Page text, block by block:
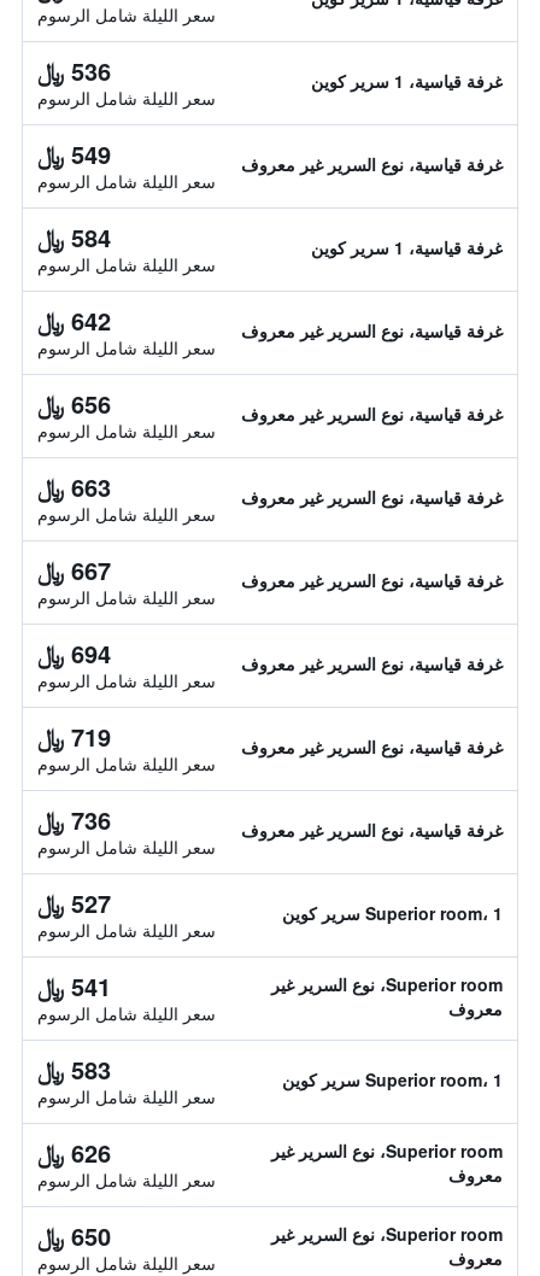
سعر الليلة شامل الرسوم
غرفة قياسية، 1 سرير كوين 536 ﷼
سعر الليلة شامل الرسوم
غرفة قياسية، نوع السرير غير معروف 549 ﷼
سعر الليلة شامل الرسوم
غرفة قياسية، 1 سرير كوين 584 ﷼
سعر الليلة شامل الرسوم
غرفة قياسية، نوع السرير غير معروف 642 ﷼
سعر الليلة شامل الرسوم
غرفة قياسية، نوع السرير غير معروف 656 ﷼
سعر الليلة شامل الرسوم
غرفة قياسية، نوع السرير غير معروف 663 ﷼
سعر الليلة شامل الرسوم
غرفة قياسية، نوع السرير غير معروف 667 ﷼
سعر الليلة شامل الرسوم
غرفة قياسية، نوع السرير غير معروف 694 ﷼
سعر الليلة شامل الرسوم
غرفة قياسية، نوع السرير غير معروف 719 ﷼
سعر الليلة شامل الرسوم
غرفة قياسية، نوع السرير غير معروف 736 ﷼
سعر الليلة شامل الرسوم
Superior room، 1 سرير كوين 527 ﷼
سعر الليلة شامل الرسوم
Superior room، نوع السرير غير
معروف
541 ﷼
سعر الليلة شامل الرسوم
Superior room، 1 سرير كوين 583 ﷼
سعر الليلة شامل الرسوم
Superior room، نوع السرير غير
معروف
626 ﷼
سعر الليلة شامل الرسوم
Superior room، نوع السرير غير
معروف
650 ﷼
سعر الليلة شامل الرسوم